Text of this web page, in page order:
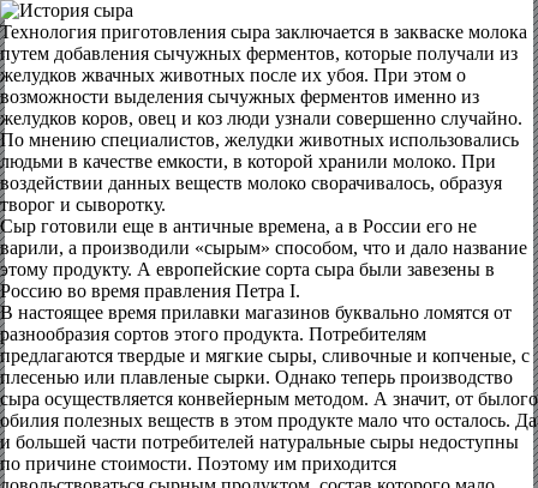
Технология приготовления сыра заключается в закваске молока
путем добавления сычужных ферментов, которые получали из
желудков жвачных животных после их убоя. При этом о
возможности выделения сычужных ферментов именно из
желудков коров, овец и коз люди узнали совершенно случайно.
По мнению специалистов, желудки животных использовались
людьми в качестве емкости, в которой хранили молоко. При
воздействии данных веществ молоко сворачивалось, образуя
творог и сыворотку.
Сыр готовили еще в античные времена, а в России его не
варили, а производили «сырым» способом, что и дало название
этому продукту. А европейские сорта сыра были завезены в
Россию во время правления Петра I.
В настоящее время прилавки магазинов буквально ломятся от
разнообразия сортов этого продукта. Потребителям
предлагаются твердые и мягкие сыры, сливочные и копченые, с
плесенью или плавленые сырки. Однако теперь производство
сыра осуществляется конвейерным методом. А значит, от былого
обилия полезных веществ в этом продукте мало что осталось. Да
и большей части потребителей натуральные сыры недоступны
по причине стоимости. Поэтому им приходится